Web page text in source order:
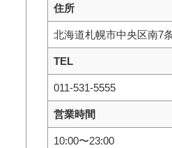
住所
北海道札幌市中央区南7
TEL
011-531-5555
営業時間
10:00〜23:00